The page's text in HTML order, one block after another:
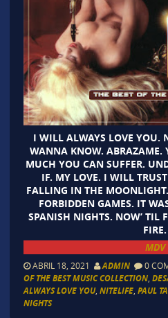
I WILL ALWAYS LOVE YOU.
WANNA KNOW. ABRAZAME.
MUCH YOU CAN SUFFER.
IF. MY LOVE. I WILL
FALLING IN THE
FORBIDDEN GAMES. IT
SPANISH NIGHTS. NOW’ TIL
FIRE.
MDV
ABRIL 18, 2021 ADMIN 0
OF THE BEST MUSIC COLLECTION,
ALWAYS LOVE YOU, NITELIFE, PAUL
NIGHTS